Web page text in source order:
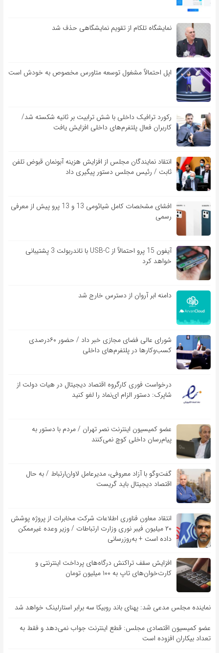
نمایشگاه تلکام از تقویم نمایشگاهی حذف شد
اپل احتمالاً مشغول توسعه متاورس مخصوص به خودش است
رکورد ترافیک داخلی با شش ترابیت بر ثانیه شکسته شد/
کاربران فعال پلتفرم‌های داخلی افزایش یافت
انتقاد نمایندگان مجلس از افزایش هزینه آبونمان قبوض تلفن
ثابت / رئیس مجلس دستور پیگیری داد
افشای مشخصات کامل شیائومی 13 و 13 پرو پیش از معرفی
رسمی
آیفون 15 پرو احتمالاً از USB-C با تاندربولت 3 پشتیبانی
خواهد کرد
دامنه ابر آروان از دسترس خارج شد
شورای عالی فضای مجازی خبر داد / حضور ۶۰درصدی
کسب‌و‌کارها در پلتفرم‌های داخلی
درخواست فوری کارگروه اقتصاد دیجیتال در هیات دولت از
شاپرک: دستور الزام ای‌نماد را لغو کنید
عضو کمیسیون اینترنت نصر تهران / مردم با دستور به
پیام‌رسان داخلی کوچ نمی‌کنند
گفت‌و‌گو با آزاد معروفی، مدیرعامل لاوان‌ارتباط / به حال
اقتصاد دیجیتال باید گریست
انتقاد معاون فناوری اطلاعات شرکت مخابرات از پروژه پوشش
۲۰ میلیون فیبر نوری وزارت ارتباطات / وزیر وعده غیرممکن
داده است + به‌روزرسانی
افزایش سقف تراکنش درگاه‌های پرداخت اینترنتی و
کارت‌خوان‌های تاپ به ۱۰۰ میلیون تومان
نماینده مجلس مدعی شد: پهنای باند روبیکا سه برابر استارلینک خواهد شد
عضو کمیسیون اقتصادی مجلس: قطع اینترنت جواب نمی‌دهد و فقط به
تعداد بیکاران افزوده است